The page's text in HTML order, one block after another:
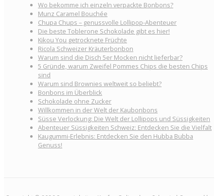
Wo bekomme ich einzeln verpackte Bonbons?
Munz Caramel Bouchée
Chupa Chups – genussvolle Lollipop-Abenteuer
Die beste Toblerone Schokolade gibt es hier!
Kikou You getrocknete Früchte
Ricola Schweizer Kräuterbonbon
Warum sind die Disch 5er Mocken nicht lieferbar?
5 Gründe, warum Zweifel Pommes Chips die besten Chips
sind
Warum sind Brownies weltweit so beliebt?
Bonbons im Überblick
Schokolade ohne Zucker
Willkommen in der Welt der Kaubonbons
Süsse Verlockung: Die Welt der Lollipops und Süssigkeiten
Abenteuer Süssigkeiten Schweiz: Entdecken Sie die Vielfalt
Kaugummi-Erlebnis: Entdecken Sie den Hubba Bubba
Genuss!